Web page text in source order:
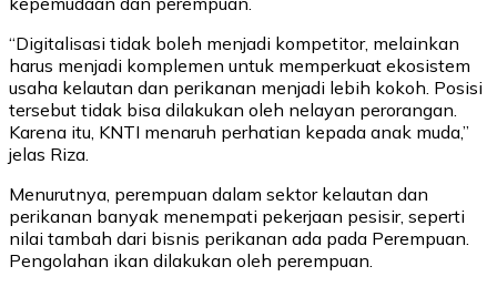
“Digitalisasi tidak boleh menjadi kompetitor, melainkan
harus menjadi komplemen untuk memperkuat ekosistem
usaha kelautan dan perikanan menjadi lebih kokoh. Posisi
tersebut tidak bisa dilakukan oleh nelayan perorangan.
Karena itu, KNTI menaruh perhatian kepada anak muda,”
jelas Riza.
Menurutnya, perempuan dalam sektor kelautan dan
perikanan banyak menempati pekerjaan pesisir, seperti
nilai tambah dari bisnis perikanan ada pada Perempuan.
Pengolahan ikan dilakukan oleh perempuan.